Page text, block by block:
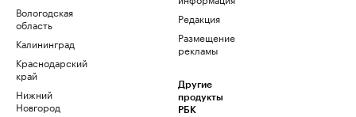
Вологодская
область
Калининград
Краснодарский
край
Нижний
Новгород
Редакция
Размещение
рекламы
Другие
продукты
РБК